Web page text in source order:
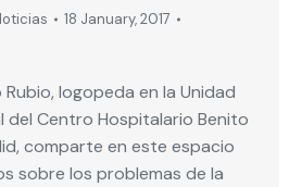
18 January, 2017
logopeda en la Unidad
del Centro Hospitalario Benito
comparte en este espacio
sobre los problemas de la